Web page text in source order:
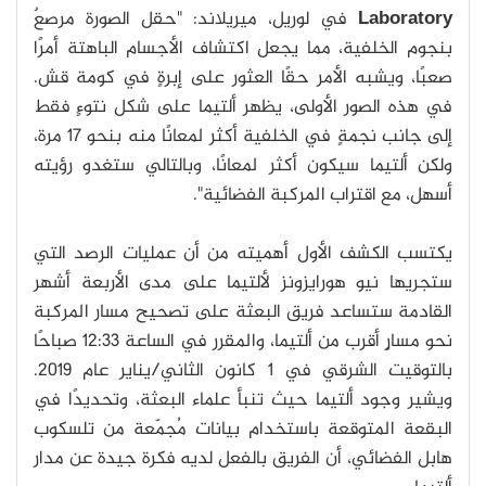
النجمية، وهو قريبٌ للغاية من الموقع الذي تنبأ العلماء به، مما يشير إلى
أن فريق نيو هورايزونز يستهدف الجهة الصحيحة. الآثار العديدة الصنعية
الموجودة في الصورة منزوعة الخلفية النجمية ناتجة إما بسبب سوء
التوثيق بين صور لوري الجديدة والقالب، أو بسبب اختلافات لمعان النجوم
الحقيقية. لدى الحصول على هذه المشاهدات، كان ألتيما ثول يبعد 107
مليون ميل (172 مليون كيلومتر) عن المركبة الفضائية نيو هورايزونز، و4
مليون ميل (5.5 مليون كيلومتر) عن الشمس. ‏حقوق الصورة:
NASA/Johns Hopkins University Applied Physics
Laboratory/Southwest Research Institute
Laboratory في لوريل، ميريلاند: "حقل الصورة مرصعٌ
بنجوم الخلفية، مما يجعل اكتشاف الأجسام الباهتة أمرًا
صعبًا، ويشبه الأمر حقًا العثور على إبرةٍ في كومة قش.
في هذه الصور الأولى، يظهر ألتيما على شكل نتوءٍ فقط
إلى جانب نجمةٍ في الخلفية أكثر لمعانًا منه بنحو 17 مرة،
ولكن ألتيما سيكون أكثر لمعانًا، وبالتالي ستغدو رؤيته
أسهل، مع اقتراب المركبة الفضائية".
يكتسب الكشف الأول أهميته من أن عمليات الرصد التي
ستجريها نيو هورايزونز لألتيما على مدى الأربعة أشهر
القادمة ستساعد فريق البعثة على تصحيح مسار المركبة
نحو مسارٍ أقرب من ألتيما، والمقرر في الساعة 12:33 صباحًا
بالتوقيت الشرقي في 1 كانون الثاني/يناير عام 2019.
ويشير وجود ألتيما حيث تنبأ علماء البعثة، وتحديدًا في
البقعة المتوقعة باستخدام بيانات مُجمّعة من تلسكوب
هابل الفضائي، أن الفريق بالفعل لديه فكرة جيدة عن مدار